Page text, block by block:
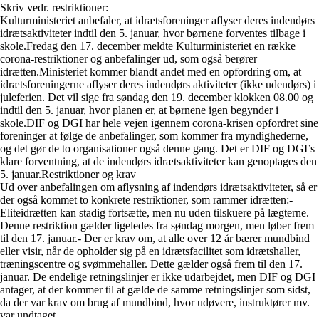
Skriv vedr. restriktioner:
Kulturministeriet anbefaler, at idrætsforeninger aflyser deres indendørs
idrætsaktiviteter indtil den 5. januar, hvor børnene forventes tilbage i
skole.Fredag den 17. december meldte Kulturministeriet en række
corona-restriktioner og anbefalinger ud, som også berører
idrætten.Ministeriet kommer blandt andet med en opfordring om, at
idrætsforeningerne aflyser deres indendørs aktiviteter (ikke udendørs) i
juleferien. Det vil sige fra søndag den 19. december klokken 08.00 og
indtil den 5. januar, hvor planen er, at børnene igen begynder i
skole.DIF og DGI har hele vejen igennem corona-krisen opfordret sine
foreninger at følge de anbefalinger, som kommer fra myndighederne,
og det gør de to organisationer også denne gang. Det er DIF og DGI’s
klare forventning, at de indendørs idrætsaktiviteter kan genoptages den
5. januar.Restriktioner og krav
Ud over anbefalingen om aflysning af indendørs idrætsaktiviteter, så er
der også kommet to konkrete restriktioner, som rammer idrætten:-
Eliteidrætten kan stadig fortsætte, men nu uden tilskuere på lægterne.
Denne restriktion gælder ligeledes fra søndag morgen, men løber frem
til den 17. januar.- Der er krav om, at alle over 12 år bærer mundbind
eller visir, når de opholder sig på en idrætsfacilitet som idrætshaller,
træningscentre og svømmehaller. Dette gælder også frem til den 17.
januar. De endelige retningslinjer er ikke udarbejdet, men DIF og DGI
antager, at der kommer til at gælde de samme retningslinjer som sidst,
da der var krav om brug af mundbind, hvor udøvere, instruktører mv.